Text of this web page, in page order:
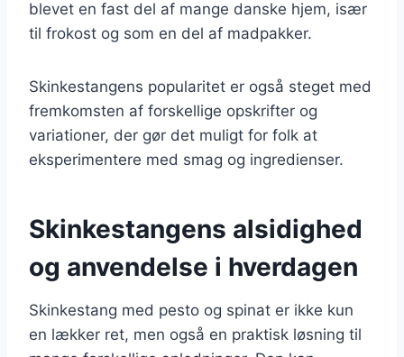
blevet en fast del af mange danske hjem, især
til frokost og som en del af madpakker.
Skinkestangens popularitet er også steget med
fremkomsten af forskellige opskrifter og
variationer, der gør det muligt for folk at
eksperimentere med smag og ingredienser.
Skinkestangens alsidighed
og anvendelse i hverdagen
Skinkestang med pesto og spinat er ikke kun
en lækker ret, men også en praktisk løsning til